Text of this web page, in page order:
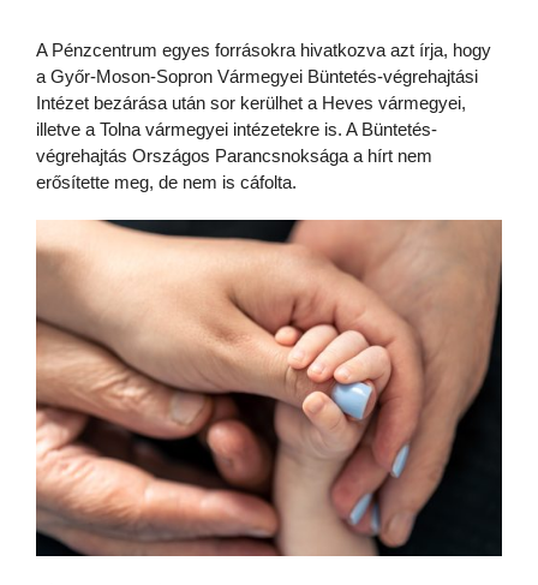
A Pénzcentrum egyes forrásokra hivatkozva azt írja, hogy
a Győr-Moson-Sopron Vármegyei Büntetés-végrehajtási
Intézet bezárása után sor kerülhet a Heves vármegyei,
illetve a Tolna vármegyei intézetekre is. A Büntetés-
végrehajtás Országos Parancsnoksága a hírt nem
erősítette meg, de nem is cáfolta.